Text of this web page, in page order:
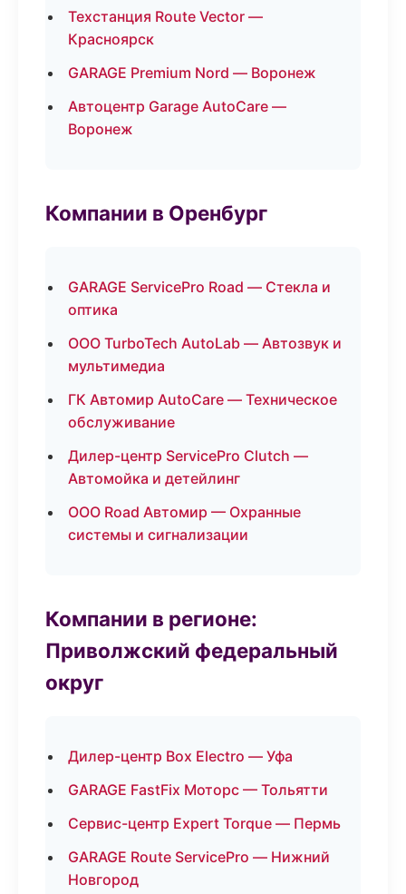
Техстанция Route Vector —
Красноярск
GARAGE Premium Nord — Воронеж
Автоцентр Garage AutoCare —
Воронеж
Компании в Оренбург
GARAGE ServicePro Road — Стекла и
оптика
ООО TurboTech AutoLab — Автозвук и
мультимедиа
ГК Автомир AutoCare — Техническое
обслуживание
Дилер-центр ServicePro Clutch —
Автомойка и детейлинг
ООО Road Автомир — Охранные
системы и сигнализации
Компании в регионе:
Приволжский федеральный
округ
Дилер-центр Box Electro — Уфа
GARAGE FastFix Моторс — Тольятти
Сервис-центр Expert Torque — Пермь
GARAGE Route ServicePro — Нижний
Новгород